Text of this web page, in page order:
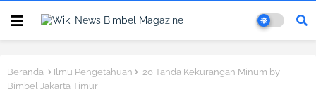
Beranda Ilmu Pengetahuan
20 Tanda Kekurangan Minum by
Bimbel Jakarta Timur